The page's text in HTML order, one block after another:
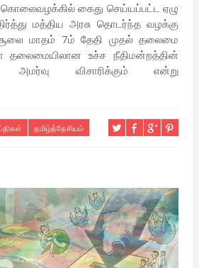
கைது செய்யப்பட்ட ஏழு
மத்திய அரசு தொடர்ந்த வழக்கு
மாதம் 7ம் தேதி முதல் தலைமை
தலைமையிலான உச்ச நீதிமன்றத்தின்
விசாரிக்கும் என்று
தமிழ்த்தேசியம்